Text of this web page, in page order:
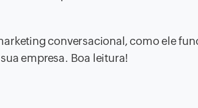
conversacional, como ele
empresa. Boa leitura!